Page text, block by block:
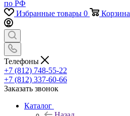
Избранные товары 0 Корзина
Телефоны
+7 (812) 748-55-22
+7 (812) 337-60-66
Заказать звонок
Каталог